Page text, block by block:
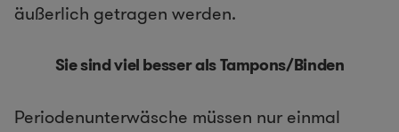
äußerlich getragen werden.
Sie sind viel besser als Tampons/Binden
Periodenunterwäsche müssen nur einmal